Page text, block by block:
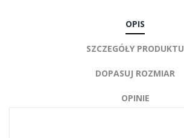
OPIS
SZCZEGÓŁY PRODUKTU
DOPASUJ ROZMIAR
OPINIE